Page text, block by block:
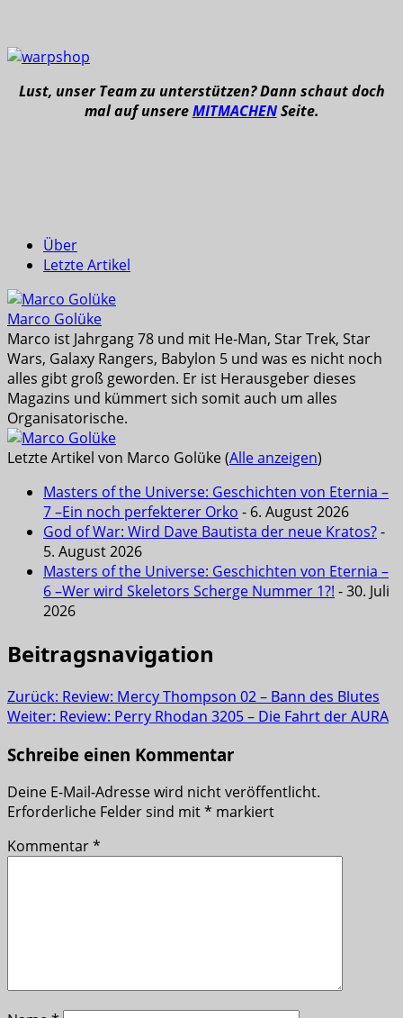
Lust, unser Team zu unterstützen? Dann schaut doch
mal auf unsereMITMACHENSeite.
Über
Letzte Artikel
Marco Golüke
Marco ist Jahrgang 78 und mit He-Man, Star Trek, Star
Wars, Galaxy Rangers, Babylon 5 und was es nicht noch
alles gibt groß geworden. Er ist Herausgeber dieses
Magazins und kümmert sich somit auch um alles
Organisatorische.
Letzte Artikel von Marco Golüke(Alle anzeigen)
Masters of the Universe: Geschichten von Eternia –
7 –Ein noch perfekterer Orko - 6. August 2026
God of War: Wird Dave Bautista der neue Kratos?-
5. August 2026
Masters of the Universe: Geschichten von Eternia –
6 –Wer wird Skeletors Scherge Nummer 1?! - 30. Juli
2026
Beitragsnavigation
Zurück: Review: Mercy Thompson 02 – Bann des Blutes
Weiter: Review: Perry Rhodan 3205 – Die Fahrt der AURA
Schreibe einen Kommentar
Deine E-Mail-Adresse wird nicht veröffentlicht.
Erforderliche Felder sind mit* markiert
Kommentar*